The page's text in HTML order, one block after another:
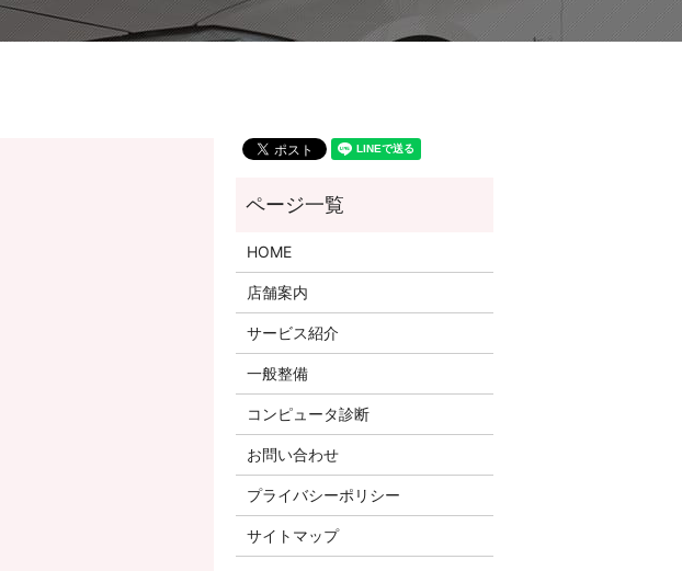
HOME
店舗案内
サービス紹介
一般整備
コンピュータ診断
お問い合わせ
プライバシーポリシー
サイトマップ